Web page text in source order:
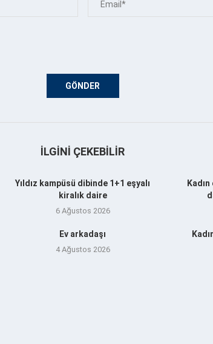
İLGINI ÇEKEBILIR
Yıldız kampüsü dibinde 1+1 eşyalı
kiralık daire
6 Ağustos 2026
Ev arkadaşı
4 Ağustos 2026